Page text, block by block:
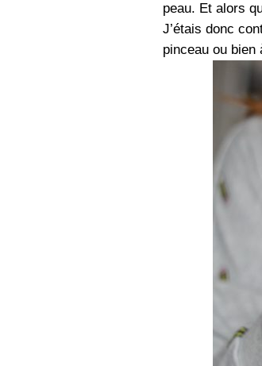
peau. Et alors
J’étais donc
pinceau ou bien